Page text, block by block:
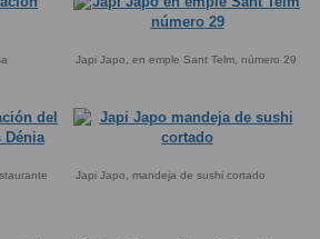
Japi Japo, en emple Sant Telm, número 29
Japi Japo, mandeja de sushi cortado